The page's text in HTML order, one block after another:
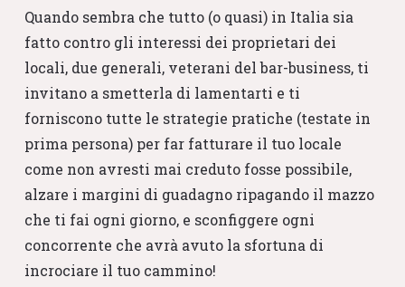
Quando sembra che tutto (o quasi) in Italia sia
fatto contro gli interessi dei proprietari dei
locali, due generali, veterani del bar-business, ti
invitano a smetterla di lamentarti e ti
forniscono tutte le strategie pratiche (testate in
prima persona) per far fatturare il tuo locale
come non avresti mai creduto fosse possibile,
alzare i margini di guadagno ripagando il mazzo
che ti fai ogni giorno, e sconfiggere ogni
concorrente che avrà avuto la sfortuna di
incrociare il tuo cammino!